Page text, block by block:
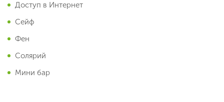
Доступ в Интернет
Сейф
Фен
Солярий
Мини бар